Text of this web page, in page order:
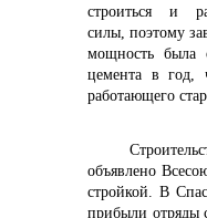
строиться и
силы, поэтому
мощность была
цемента в год,
работающего
объявлено
стройкой. В
прибыли отряды